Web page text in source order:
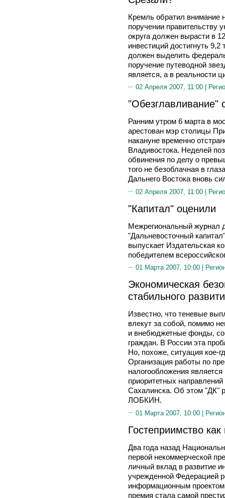
Кремль обратил внимание
поручении правительству
округа должен вырасти в
инвестиций достигнуть
должен выделить
поручение путеводной
является, а в реальности
02 Апреля 2007, 11:00 |
"Обезглавливание"
Ранним утром 6 марта в
арестован мэр столицы
накануне временно
Владивостока. Неделей
обвинения по делу о
того не безоблачная в
Дальнего Востока вновь
02 Апреля 2007, 11:00 |
"Капитал" оценили
Межрегиональный журнал
"Дальневосточный
выпускает Издательская
победителем
01 Марта 2007, 10:00 |
Экономическая
стабильного
Известно, что теневые
влекут за собой, помимо
и внебюджетные фонды,
граждан. В России эта
Но, похоже, ситуация кое-
Организация работы по
налогообложения
приоритетных
Сахалинска. Об этом "ДК"
ЛОБКИН.
01 Марта 2007, 10:00 |
Гостеприимство
Два года назад
первой некоммерческой
личный вклад в развитие
учрежденной Федерацией
информационным
премия стала самой